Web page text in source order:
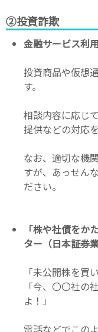
②投資詐欺
金融サービス利
投資商品や仮想
す。
相談内容に応じ
提供などの対応
なお、適切な機
すが、あっせん
ださい。
「株や社債をか
ター（日本証券業
「未公開株を買
「今、〇〇社の
よ！」